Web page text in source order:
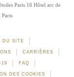
Paris 16 Hôtel arc de
Paris
DU SITE
CARRIÈRES
19 FAQ
DES COOKIES